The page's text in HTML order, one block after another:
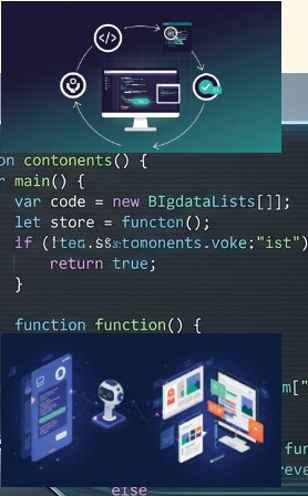
Claude Codeが開発ワークフ
ローを一変—アプリプレビュ
ーからPR自動マージまでデス
クトップで完結可能に
AI（人工知能）ニュース